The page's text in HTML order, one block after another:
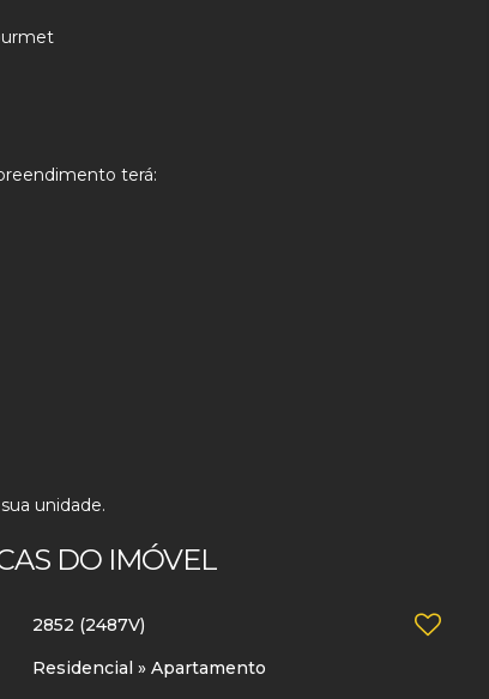
terá:
unidade.
DO IMÓVEL
2852 (2487V)
Residencial » Apartamento